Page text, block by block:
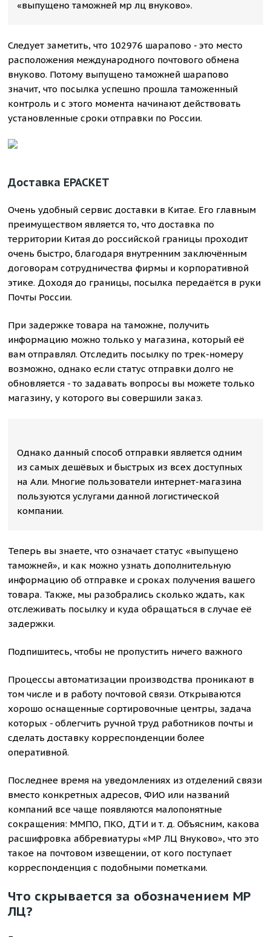
«выпущено таможней мр лц внуково».
Следует заметить, что 102976 шарапово - это место
расположения международного почтового обмена
внуково. Потому выпущено таможней шарапово
значит, что посылка успешно прошла таможенный
контроль и с этого момента начинают действовать
установленные сроки отправки по России.
Доставка EPACKET
Очень удобный сервис доставки в Китае. Его главным
преимуществом является то, что доставка по
территории Китая до российской границы проходит
очень быстро, благодаря внутренним заключённым
договорам сотрудничества фирмы и корпоративной
этике. Доходя до границы, посылка передаётся в руки
Почты России.
При задержке товара на таможне, получить
информацию можно только у магазина, который её
вам отправлял. Отследить посылку по трек-номеру
возможно, однако если статус отправки долго не
обновляется - то задавать вопросы вы можете только
магазину, у которого вы совершили заказ.
Однако данный способ отправки является одним
из самых дешёвых и быстрых из всех доступных
на Али. Многие пользователи интернет-магазина
пользуются услугами данной логистической
компании.
Теперь вы знаете, что означает статус «выпущено
таможней», и как можно узнать дополнительную
информацию об отправке и сроках получения вашего
товара. Также, мы разобрались сколько ждать, как
отслеживать посылку и куда обращаться в случае её
задержки.
Подпишитесь, чтобы не пропустить ничего важного
Процессы автоматизации производства проникают в
том числе и в работу почтовой связи. Открываются
хорошо оснащенные сортировочные центры, задача
которых - облегчить ручной труд работников почты и
сделать доставку корреспонденции более
оперативной.
Последнее время на уведомлениях из отделений связи
вместо конкретных адресов, ФИО или названий
компаний все чаще появляются малопонятные
сокращения: ММПО, ПКО, ДТИ и т. д. Объясним, какова
расшифровка аббревиатуры «МР ЛЦ Внуково», что это
такое на почтовом извещении, от кого поступает
корреспонденция с подобными пометками.
Что скрывается за обозначением МР
ЛЦ?